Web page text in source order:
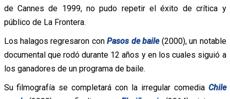
de Cannes de 1999, no pudo repetir el éxito de crítica y
público de La Frontera.
Los halagos regresaron conPasos de baile(2000), un notable
documental que rodó durante 12 años y en los cuales siguió a
los ganadores de un programa de baile.
Su filmografía se completará con la irregular comedia Chile